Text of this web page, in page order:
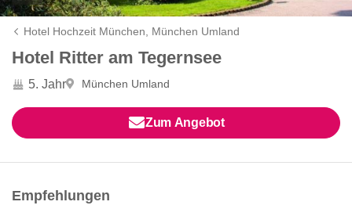
Hotel Hochzeit München, München Umland
Hotel Ritter am Tegernsee
5. Jahr München Umland
Zum Angebot
Empfehlungen